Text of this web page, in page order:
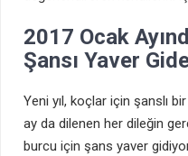
2017 Ocak
Şansı Yaver
Yeni yıl, koçlar için şanslı
ay da dilenen her dileğin
burcu için şans yaver